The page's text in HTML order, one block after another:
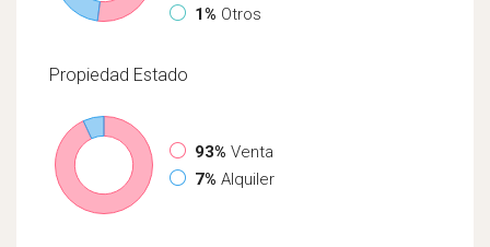
1% Otros
Propiedad Estado
93% Venta
7% Alquiler